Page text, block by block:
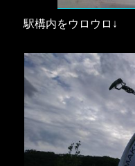
駅構内をウロウロ↓